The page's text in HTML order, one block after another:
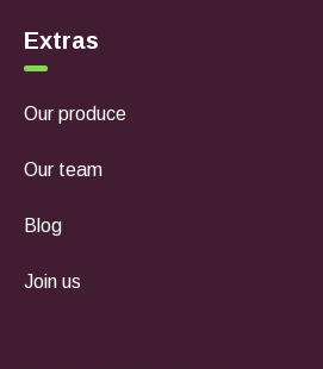
Extras
Our produce
Our team
Blog
Join us